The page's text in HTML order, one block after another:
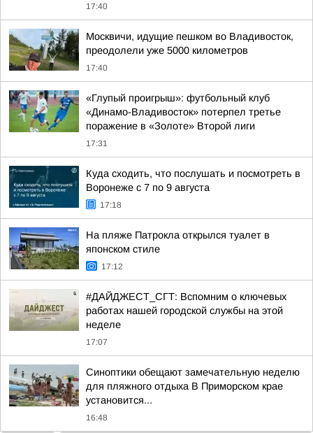
17:40
Москвичи, идущие пешком во Владивосток,
преодолели уже 5000 километров
17:40
«Глупый проигрыш»: футбольный клуб
«Динамо-Владивосток» потерпел третье
поражение в «Золоте» Второй лиги
17:31
Куда сходить, что послушать и посмотреть в
Воронеже с 7 по 9 августа
17:18
На пляже Патрокла открылся туалет в
японском стиле
17:12
#ДАЙДЖЕСТ_СГТ: Вспомним о ключевых
работах нашей городской службы на этой
неделе
17:07
Синоптики обещают замечательную неделю
для пляжного отдыха В Приморском крае
установится...
16:48